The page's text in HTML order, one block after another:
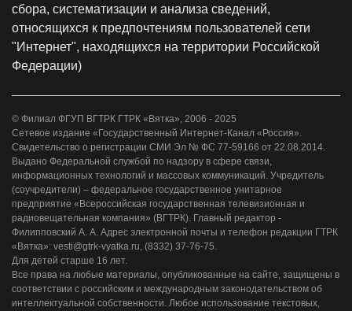
сбора, систематизации и анализа сведений,
относящихся к предпочтениям пользователей сети
"Интернет", находящихся на территории Российской
Федерации)
© Филиал ФГУП ВГТРК ГТРК «Вятка», 2006 - 2025
Сетевое издание «Государственный Интернет-Канал «Россия».
Свидетельство о регистрации СМИ Эл № ФС 77-59166 от 22.08.2014.
Выдано Федеральной службой по надзору в сфере связи,
информационных технологий и массовых коммуникаций. Учредитель
(соучредители) – федеральное государственное унитарное
предприятие «Всероссийская государственная телевизионная и
радиовещательная компания» (ВГТРК). Главный редактор -
Филипповский А. А. Адрес электронной почты и телефон редакции ГТРК
«Вятка»: vesti@gtrk-vyatka.ru, (8332) 37-76-75.
Для детей старше 16 лет.
Все права на любые материалы, опубликованные на сайте, защищены в
соответствии с российским и международным законодательством об
интеллектуальной собственности. Любое использование текстовых,